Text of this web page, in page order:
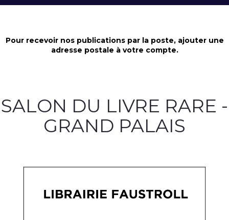
Pour recevoir nos publications par la poste, ajouter une
adresse postale à votre compte.
SALON DU LIVRE RARE -
GRAND PALAIS